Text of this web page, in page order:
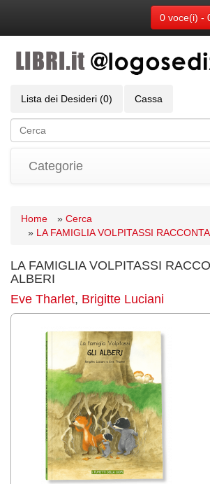
0 voce(i) -
Lista dei Desideri (0) Cassa
Categorie
Home » Cerca
» LA FAMIGLIA VOLPITASSI
LA FAMIGLIA VOLPITASSI
ALBERI
Eve Tharlet, Brigitte Luciani